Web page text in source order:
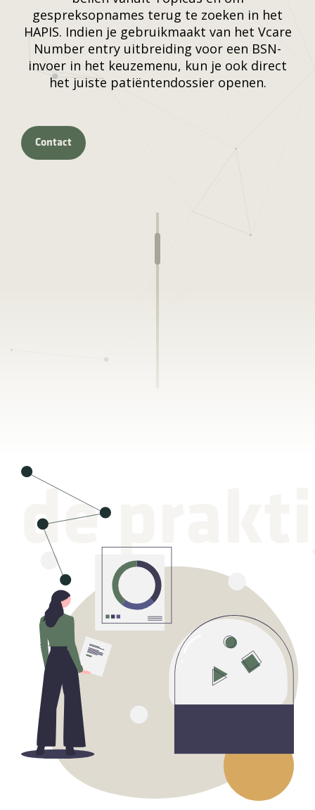
gespreksopnames terug te zoeken in het
HAPIS. Indien je gebruikmaakt van het Vcare
Number entry uitbreiding voor een BSN-
invoer in het keuzemenu, kun je ook direct
het juiste patiëntendossier openen.
Contact
de